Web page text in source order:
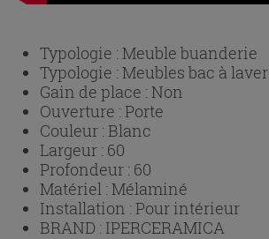
Typologie :Meuble buanderie
Typologie :Meubles bac à laver
Gain de place :Non
Ouverture :Porte
Couleur :Blanc
Largeur : 60
Profondeur : 60
Matériel :Mélaminé
Installation :Pour intérieur
BRAND : IPERCERAMICA